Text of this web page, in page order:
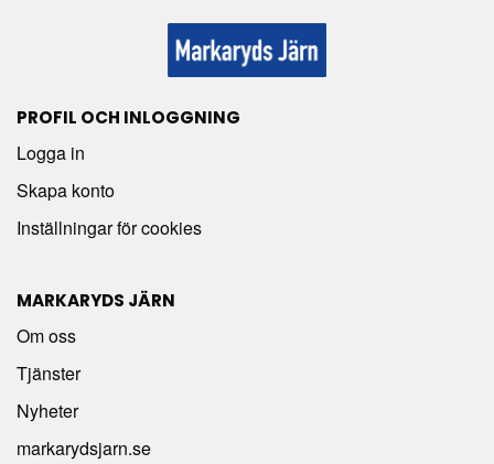
PROFIL OCH INLOGGNING
Logga in
Skapa konto
Inställningar för cookies
MARKARYDS JÄRN
Om oss
Tjänster
Nyheter
markarydsjarn.se